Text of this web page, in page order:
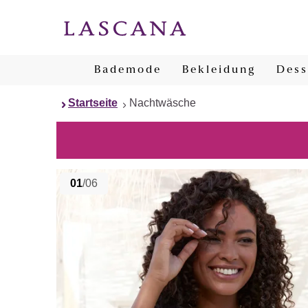
Bademode Bekleidung
Startseite Nachtwäsche
01/06